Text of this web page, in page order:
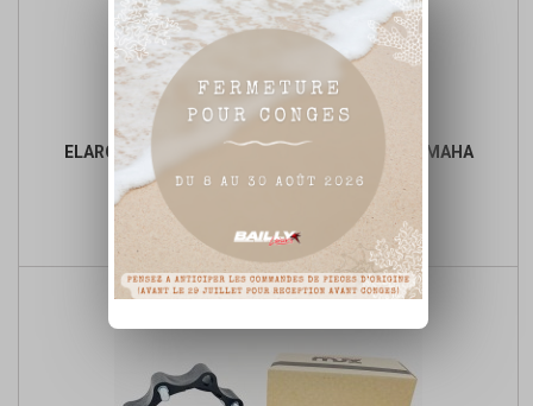
ELARGISSEURS DE VOIE CROSS PRO 45MM YAMAHA
base
Ajouter au panier